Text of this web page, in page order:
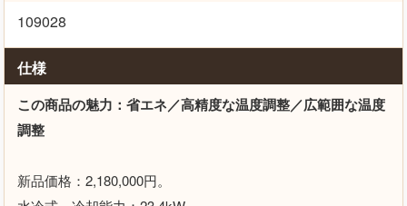
109028
仕様
この商品の魅力：省エネ／高精度な温度調整／広範囲な温度
調整
新品価格：2,180,000円。